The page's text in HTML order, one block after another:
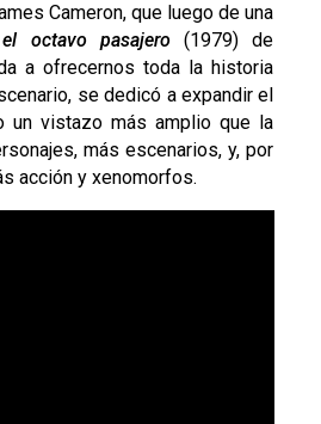
Cameron, que luego de una
octavo pasajero(1979) de
a ofrecernos toda la historia
se dedicó a expandir el
un vistazo más amplio que la
más escenarios, y, por
acción y xenomorfos.